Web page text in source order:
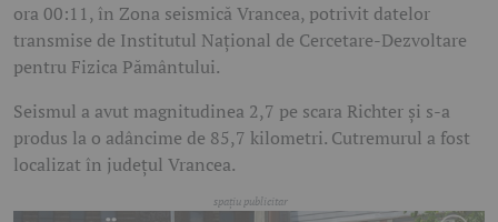
ora 00:11, în Zona seismică Vrancea, potrivit datelor
transmise de Institutul Național de Cercetare-Dezvoltare
pentru Fizica Pământului.
Seismul a avut magnitudinea 2,7 pe scara Richter și s-a
produs la o adâncime de 85,7 kilometri. Cutremurul a fost
localizat în județul Vrancea.